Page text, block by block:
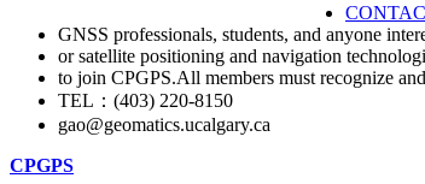
GNSS professionals, students, and anyone
or satellite positioning and navigation
to join CPGPS.All members must recognize
TEL：(403) 220-8150
gao@geomatics.ucalgary.ca
CPGPS